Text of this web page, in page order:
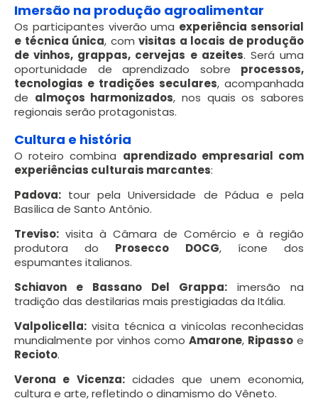
Imersão na produção agroalimentar
Os participantes viverão uma experiência sensorial
e técnica única, com visitas a locais de produção
de vinhos, grappas, cervejas e azeites. Será uma
oportunidade de aprendizado sobre processos,
tecnologias e tradições seculares, acompanhada
de almoços harmonizados, nos quais os sabores
regionais serão protagonistas.
Cultura e história
O roteiro combina aprendizado empresarial com
experiências culturais marcantes:
Padova: tour pela Universidade de Pádua e pela
Basílica de Santo Antônio.
Treviso: visita à Câmara de Comércio e à região
produtora do Prosecco DOCG, ícone dos
espumantes italianos.
Schiavon e Bassano Del Grappa: imersão na
tradição das destilarias mais prestigiadas da Itália.
Valpolicella: visita técnica a vinícolas reconhecidas
mundialmente por vinhos como Amarone, Ripasso e
Recioto.
Verona e Vicenza:cidades que unem economia,
cultura e arte, refletindo o dinamismo do Vêneto.